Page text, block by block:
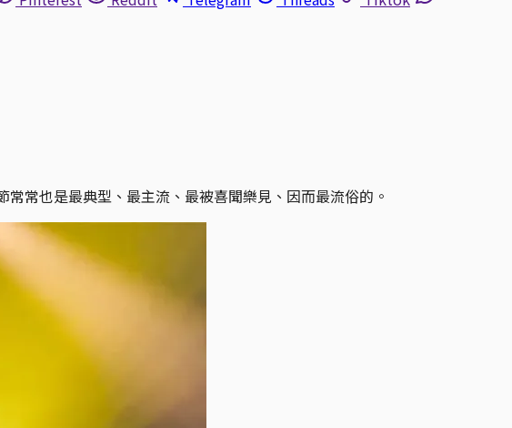
常也是最典型、最主流、最被喜聞樂見、因而最流俗的。